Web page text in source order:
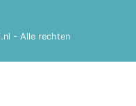
- Alle rechten